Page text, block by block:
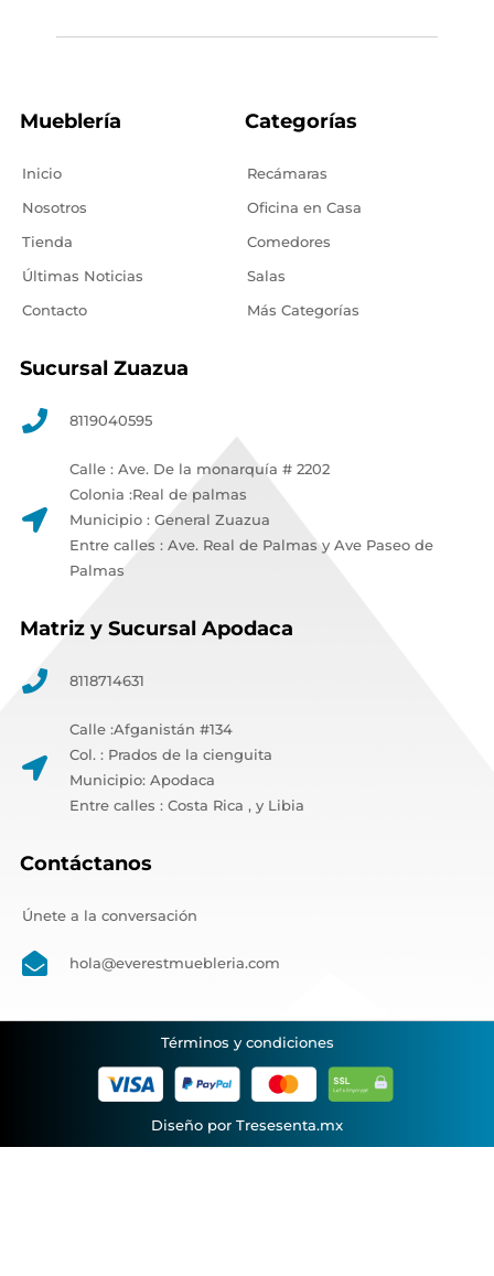
Mueblería
Inicio
Nosotros
Tienda
Últimas Noticias
Contacto
Categorías
Recámaras
Oficina en Casa
Comedores
Salas
Más Categorías
Sucursal Zuazua
8119040595
Calle : Ave. De la monarquía # 2202
Colonia :Real de palmas
Municipio : General Zuazua
Entre calles : Ave. Real de Palmas y Ave Paseo de
Palmas
Matriz y Sucursal Apodaca
8118714631
Calle :Afganistán #134
Col. : Prados de la cienguita
Municipio: Apodaca
Entre calles : Costa Rica , y Libia
Contáctanos
Únete a la conversación
hola@everestmuebleria.com
Términos y condiciones
Diseño por Tresesenta.mx